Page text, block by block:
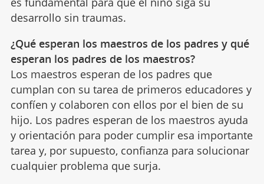
desarrollo sin traumas.
¿Qué esperan los maestros de los padres y qué
esperan los padres de los maestros?
Los maestros esperan de los padres que
cumplan con su tarea de primeros educadores y
confíen y colaboren con ellos por el bien de su
hijo. Los padres esperan de los maestros ayuda
y orientación para poder cumplir esa importante
tarea y, por supuesto, confianza para solucionar
cualquier problema que surja.